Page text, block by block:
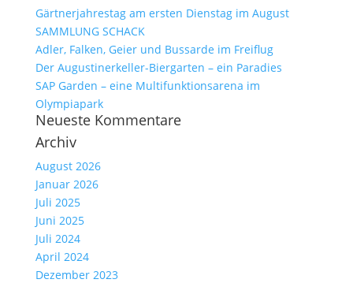
Gärtnerjahrestag am ersten Dienstag im August
SAMMLUNG SCHACK
Adler, Falken, Geier und Bussarde im Freiflug
Der Augustinerkeller-Biergarten – ein Paradies
SAP Garden – eine Multifunktionsarena im
Olympiapark
Neueste Kommentare
Archiv
August 2026
Januar 2026
Juli 2025
Juni 2025
Juli 2024
April 2024
Dezember 2023